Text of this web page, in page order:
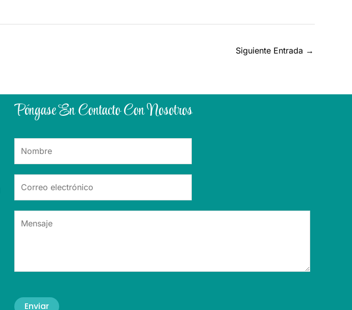
Siguiente Entrada →
Póngase En Contacto Con Nosotros
Enviar